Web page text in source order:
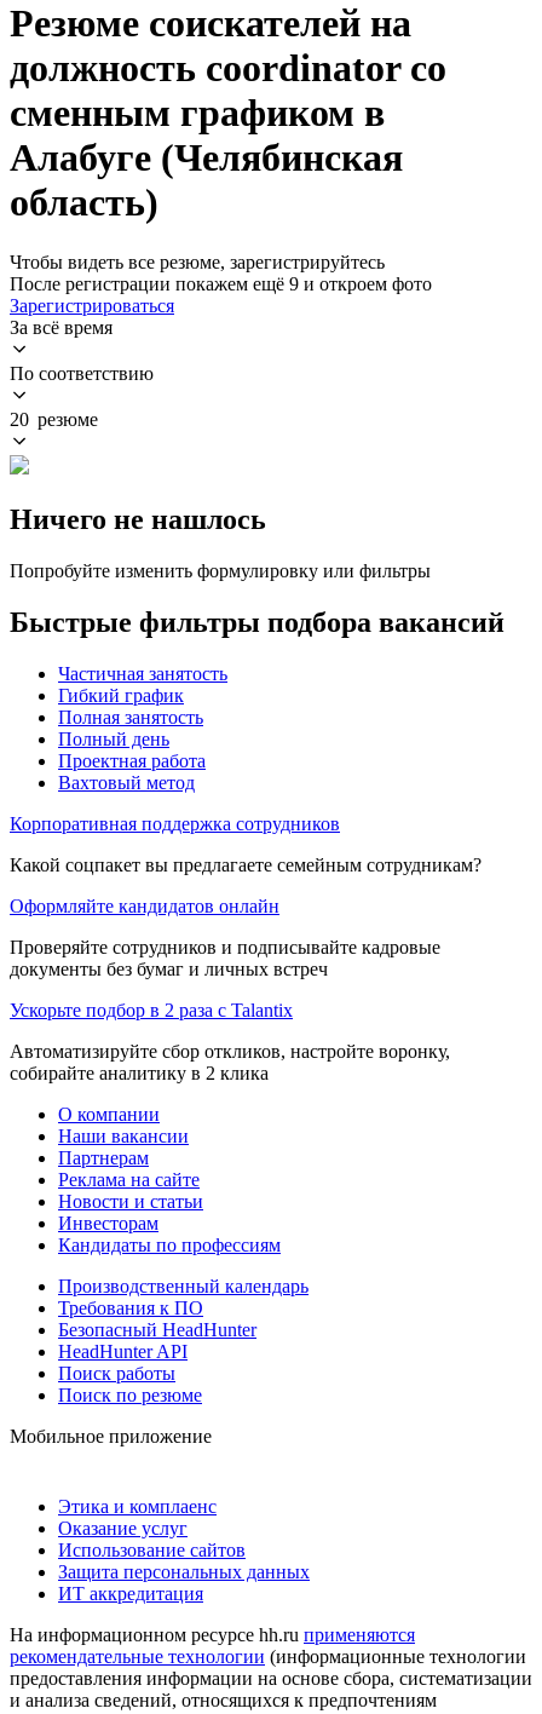
Резюме соискателей на
должность coordinator со
сменным графиком в
Алабуге (Челябинская
область)
Чтобы видеть все резюме, зарегистрируйтесь
После регистрации покажем ещё 9 и откроем фото
Зарегистрироваться
За всё время
По соответствию
20 резюме
Ничего не нашлось
Попробуйте изменить формулировку или фильтры
Быстрые фильтры подбора вакансий
Частичная занятость
Гибкий график
Полная занятость
Полный день
Проектная работа
Вахтовый метод
Корпоративная поддержка сотрудников
Какой соцпакет вы предлагаете семейным сотрудникам?
Оформляйте кандидатов онлайн
Проверяйте сотрудников и подписывайте кадровые
документы без бумаг и личных встреч
Ускорьте подбор в 2 раза с Talantix
Автоматизируйте сбор откликов, настройте воронку,
собирайте аналитику в 2 клика
О компании
Наши вакансии
Партнерам
Реклама на сайте
Новости и статьи
Инвесторам
Кандидаты по профессиям
Производственный календарь
Требования к ПО
Безопасный HeadHunter
HeadHunter API
Поиск работы
Поиск по резюме
Мобильное приложение
Этика и комплаенс
Оказание услуг
Использование сайтов
Защита персональных данных
ИТ аккредитация
На информационном ресурсе hh.ru применяются
рекомендательные технологии (информационные технологии
предоставления информации на основе сбора, систематизации
и анализа сведений, относящихся к предпочтениям